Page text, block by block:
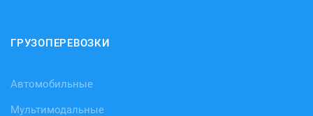
ГРУЗОПЕРЕВОЗКИ
Автомобильные
Мультимодальные